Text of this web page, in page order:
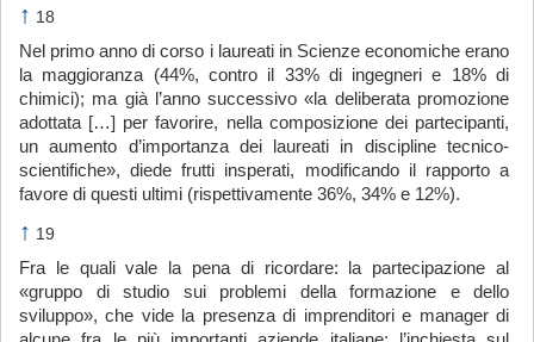
↑ 18
Nel primo anno di corso i laureati in Scienze economiche erano
la maggioranza (44%, contro il 33% di ingegneri e 18% di
chimici); ma già l’anno successivo «la deliberata promozione
adottata […] per favorire, nella composizione dei partecipanti,
un aumento d’importanza dei laureati in discipline tecnico-
scientifiche», diede frutti insperati, modificando il rapporto a
favore di questi ultimi (rispettivamente 36%, 34% e 12%).
↑ 19
Fra le quali vale la pena di ricordare: la partecipazione al
«gruppo di studio sui problemi della formazione e dello
sviluppo», che vide la presenza di imprenditori e manager di